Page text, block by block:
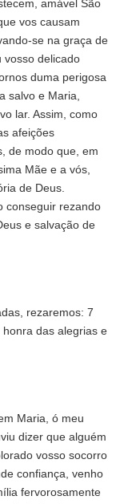
amável São
vos causam
se na graça de
vosso delicado
duma perigosa
salvo e Maria,
lar. Assim, como
afeições
de modo que, em
Mãe e a vós,
de Deus.
conseguir rezando
e salvação de
rezaremos: 7
honra das alegrias e
Maria, ó meu
dizer que alguém
vosso socorro
confiança, venho
fervorosamente